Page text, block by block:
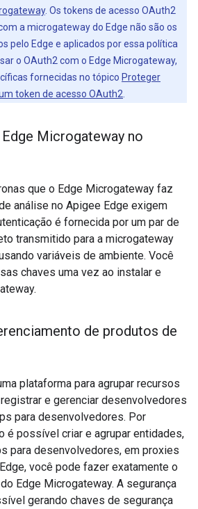
. Os tokens de acesso OAuth2
a microgateway do Edge não são os
pelo Edge e aplicados por essa política
o OAuth2 com o Edge Microgateway,
fornecidas no tópico Proteger
token de acesso OAuth2
Microgateway no
que o Edge Microgateway faz
análise no Apigee Edge exigem
é fornecida por um par de
transmitido para a microgateway
variáveis de ambiente. Você
chaves uma vez ao instalar e
de produtos de
plataforma para agrupar recursos
e gerenciar desenvolvedores
para desenvolvedores. Por
é possível criar e agrupar entidades,
para desenvolvedores, em proxies
você pode fazer exatamente o
Edge Microgateway. A segurança
gerando chaves de segurança